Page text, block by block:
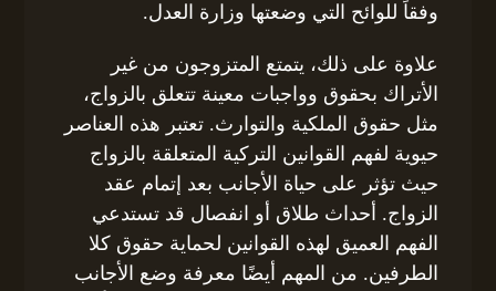
وفقاً للوائح التي وضعتها وزارة العدل.
علاوة على ذلك، يتمتع المتزوجون من غير
الأتراك بحقوق وواجبات معينة تتعلق بالزواج،
مثل حقوق الملكية والتوارث. تعتبر هذه العناصر
حيوية لفهم القوانين التركية المتعلقة بالزواج
حيث تؤثر على حياة الأجانب بعد إتمام عقد
الزواج. أحداث طلاق أو انفصال قد تستدعي
الفهم العميق لهذه القوانين لحماية حقوق كلا
الطرفين. من المهم أيضًا معرفة وضع الأجانب